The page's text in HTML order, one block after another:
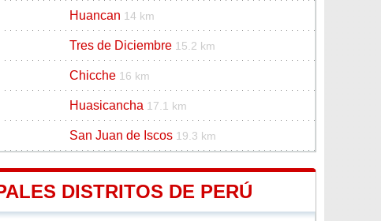
Huancan 14 km
Tres de Diciembre 15.2 km
Chicche 16 km
Huasicancha 17.1 km
San Juan de Iscos 19.3 km
DISTRITOS DE PERÚ